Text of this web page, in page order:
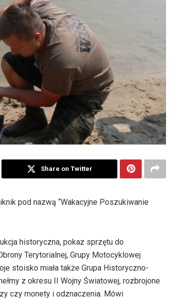
Share on Twitter
pod nazwą “Wakacyjne Poszukiwanie
historyczna, pokaz sprzętu do
Terytorialnej, Grupy Motocyklowej
stoisko miała także Grupa Historyczno-
z okresu II Wojny Światowej, rozbrojone
czy monety i odznaczenia. Mówi